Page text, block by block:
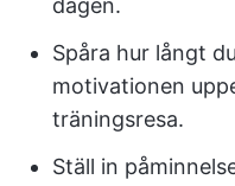
dagen.
Spåra hur långt
motivationen
träningsresa.
Ställ in